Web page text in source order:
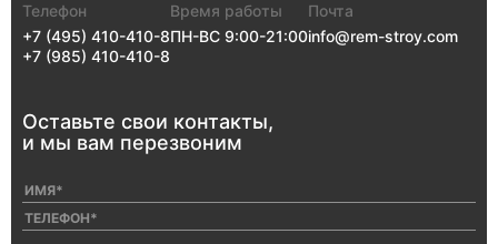
Телефон
+7 (495) 410-410-8
+7 (985) 410-410-8
Почта
info@rem-stroy.com
Время работы
ПН-ВС 9:00-21:00
Оставьте свои контакты,
и мы вам перезвоним